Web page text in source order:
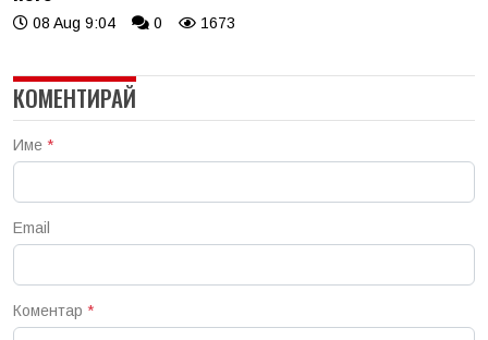
08 Aug 9:04 0 1673
КОМЕНТИРАЙ
Име *
Email
Коментар *